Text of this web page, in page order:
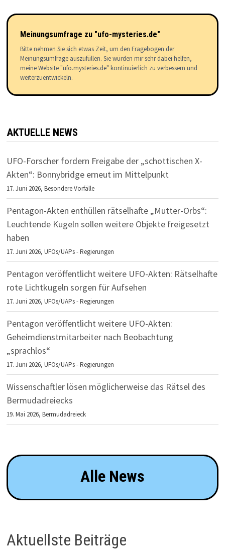
Meinungsumfrage zu "ufo-mysteries.de"
Bitte nehmen Sie sich etwas Zeit, um den Fragebogen der
Meinungsumfrage auszufüllen. Sie würden mir sehr dabei helfen,
meine Website "ufo.mysteries.de" kontinuierlich zu verbessern und
weiterzuentwickeln.
AKTUELLE NEWS
UFO-Forscher fordern Freigabe der „schottischen X-
Akten“: Bonnybridge erneut im Mittelpunkt
17. Juni 2026,Besondere Vorfälle
Pentagon-Akten enthüllen rätselhafte „Mutter-Orbs“:
Leuchtende Kugeln sollen weitere Objekte freigesetzt
haben
17. Juni 2026,UFOs/UAPs - Regierungen
Pentagon veröffentlicht weitere UFO-Akten: Rätselhafte
rote Lichtkugeln sorgen für Aufsehen
17. Juni 2026,UFOs/UAPs - Regierungen
Pentagon veröffentlicht weitere UFO-Akten:
Geheimdienstmitarbeiter nach Beobachtung
„sprachlos“
17. Juni 2026,UFOs/UAPs - Regierungen
Wissenschaftler lösen möglicherweise das Rätsel des
Bermudadreiecks
19. Mai 2026,Bermudadreieck
Alle News
Aktuellste Beiträge